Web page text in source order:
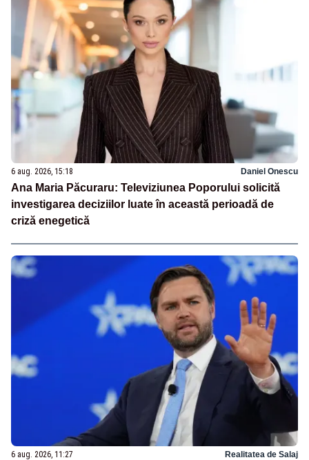
6 aug. 2026, 15:18 Daniel Onescu
Ana Maria Păcuraru: Televiziunea Poporului solicită
investigarea deciziilor luate în această perioadă de
criză enegetică
6 aug. 2026, 11:27 Realitatea de Salaj